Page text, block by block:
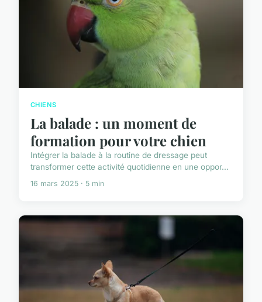
CHIENS
La balade : un moment de
formation pour votre chien
Intégrer la balade à la routine de dressage peut
transformer cette activité quotidienne en une oppor...
16 mars 2025 · 5 min